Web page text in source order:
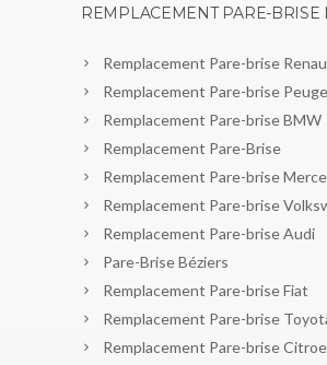
REMPLACEMENT PARE-BRISE
Remplacement Pare-brise
Remplacement Pare-brise
Remplacement Pare-brise BMW
Remplacement Pare-Brise
Remplacement Pare-brise
Remplacement Pare-brise
Remplacement Pare-brise Audi
Pare-Brise Béziers
Remplacement Pare-brise Fiat
Remplacement Pare-brise
Remplacement Pare-brise